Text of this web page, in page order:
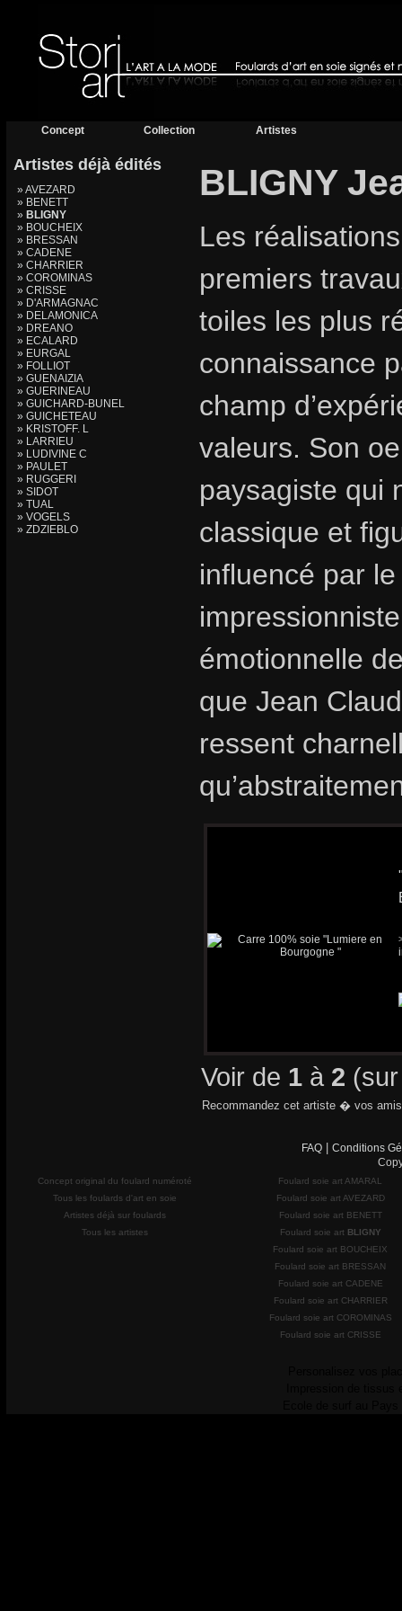
Concept Collection Artistes
Artistes déjà édités
» AVEZARD
» BENETT
» BLIGNY
» BOUCHEIX
» BRESSAN
» CADENE
» CHARRIER
» COROMINAS
» CRISSE
» D'ARMAGNAC
» DELAMONICA
» DREANO
» ECALARD
» EURGAL
» FOLLIOT
» GUENAIZIA
» GUERINEAU
» GUICHARD-BUNEL
» GUICHETEAU
» KRISTOFF. L
» LARRIEU
» LUDIVINE C
» PAULET
» RUGGERI
» SIDOT
» TUAL
» VOGELS
» ZDZIEBLO
BLIGNY
Les
premiers
toiles les plus
connaissance
champ
valeurs. Son
paysagiste qui
classique et
influencé par
émotionnelle
que Jean
ressent
Voir de 1 à 2
Recommandez cet artiste � vos
FAQ
Conditions
Concept original du foulard numéroté
Tous les foulards d'art en soie
Artistes déjà sur foulards
Tous les artistes
Foulard soie art AMARAL
Foulard soie art AVEZARD
Foulard soie art BENETT
Foulard soie art BLIGNY
Foulard soie art BOUCHEIX
Foulard soie art BRESSAN
Foulard soie art CADENE
Foulard soie art CHARRIER
Foulard soie art COROMINAS
Foulard soie art CRISSE